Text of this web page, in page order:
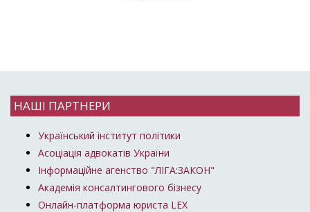
НАШІ ПАРТНЕРИ
Український інститут політики
Асоціація адвокатів України
Інформаційне агенство "ЛІГА:ЗАКОН"
Академія консалтингового бізнесу
Онлайн-платформа юриста LEX